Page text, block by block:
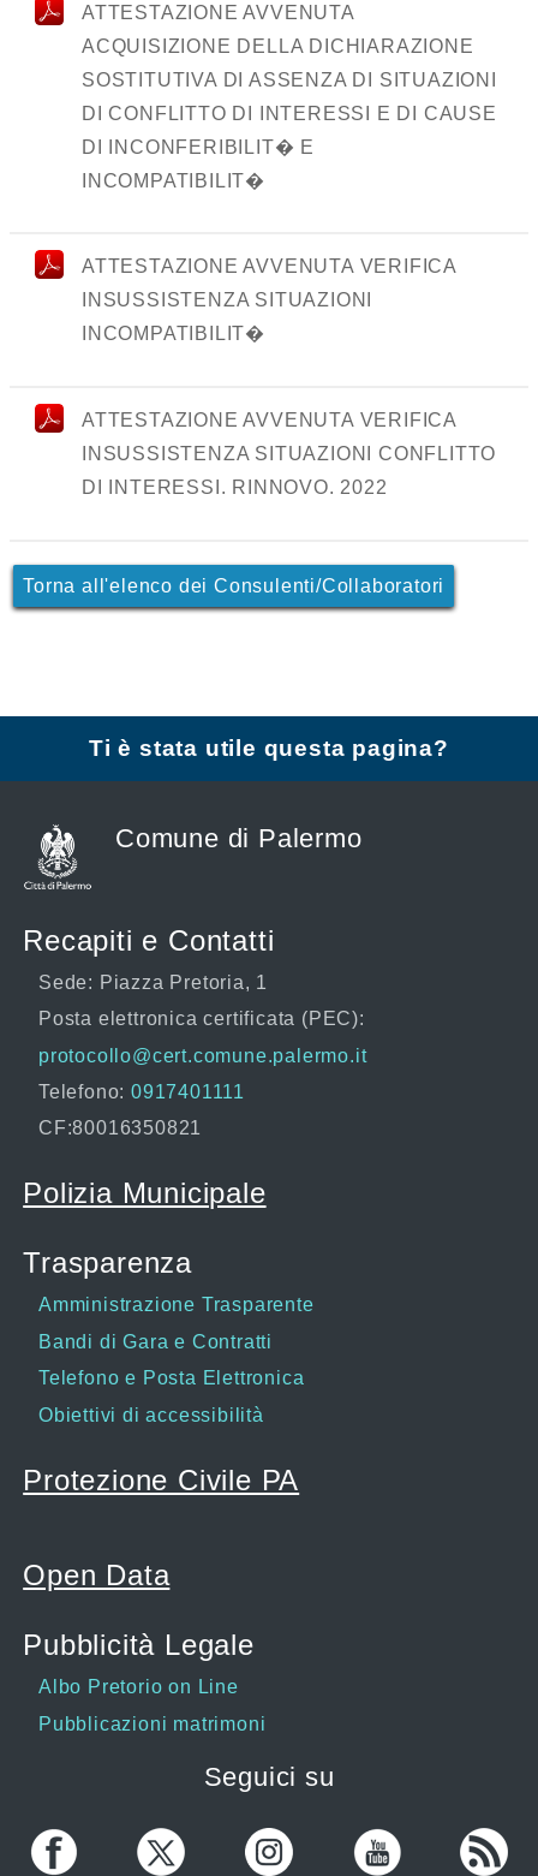
ATTESTAZIONE AVVENUTA
ACQUISIZIONE DELLA DICHIARAZIONE
SOSTITUTIVA DI ASSENZA DI SITUAZIONI
DI CONFLITTO DI INTERESSI E DI CAUSE
DI INCONFERIBILIT� E
INCOMPATIBILIT�
ATTESTAZIONE AVVENUTA VERIFICA
INSUSSISTENZA SITUAZIONI
INCOMPATIBILIT�
ATTESTAZIONE AVVENUTA VERIFICA
INSUSSISTENZA SITUAZIONI CONFLITTO
DI INTERESSI. RINNOVO. 2022
Torna all'elenco dei Consulenti/Collaboratori
Ti è stata utile questa pagina?
Comune di Palermo
Recapiti e Contatti
Sede: Piazza Pretoria, 1
Posta elettronica certificata (PEC):
protocollo@cert.comune.palermo.it
Telefono: 0917401111
CF:80016350821
Polizia Municipale
Trasparenza
Amministrazione Trasparente
Bandi di Gara e Contratti
Telefono e Posta Elettronica
Obiettivi di accessibilità
Protezione Civile PA
Open Data
Pubblicità Legale
Albo Pretorio on Line
Pubblicazioni matrimoni
Seguici su